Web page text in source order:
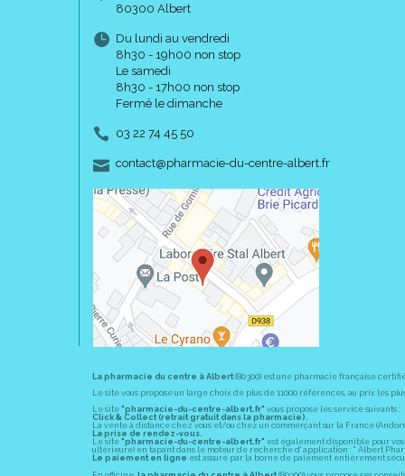
80300 Albert
Du lundi au vendredi
8h30 - 19h00 non stop
Le samedi
8h30 - 17h00 non stop
Fermé le dimanche
03 22 74 45 50
contact-
@-
pharmacie-du-centre-albert.fr
La pharmacie du centre à Albert (80300) est une pharmacie française
Le site vous propose un large choix de plus de 11000 références, au prix les
Le site "pharmacie-du-centre-albert.fr" vous propose les service suivants :
Click & Collect (retrait gratuit dans la pharmacie).
La vente à distance chez vous et/ou chez un commerçant sur la France
La prise de rendez-vous.
Le site "pharmacie-du-centre-albert.fr" est également disponible pour
ultérieure) en tapant dans le moteur de recherche d' application : " Albert
Le paiement en ligne est assuré par la borne de paiement entièrement